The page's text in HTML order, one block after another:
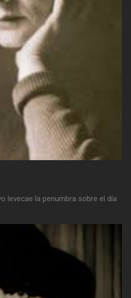
levecae la penumbra sobre el día